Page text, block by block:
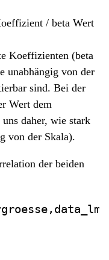
/ beta Wert
Koeffizienten (beta
unabhängig von der
sind. Bei der
Wert dem
daher, wie stark
von der Skala).
der beiden